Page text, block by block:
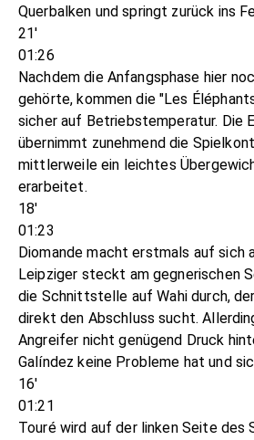
Querbalken und springt zurück ins
21'
01:26
Nachdem die Anfangsphase hier
gehörte, kommen die "Les
sicher auf Betriebstemperatur. Die
übernimmt zunehmend die
mittlerweile ein leichtes
erarbeitet.
18'
01:23
Diomande macht erstmals auf sich
Leipziger steckt am gegnerischen
die Schnittstelle auf Wahi durch,
direkt den Abschluss sucht.
Angreifer nicht genügend Druck
Galíndez keine Probleme hat und
16'
01:21
Touré wird auf der linken Seite des